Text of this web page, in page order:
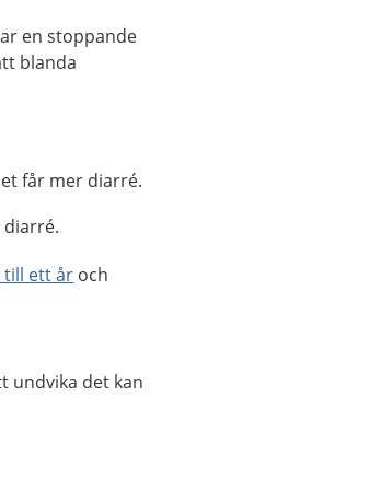
en stoppande
blanda
får mer diarré.
diarré.
till ett år och
undvika det kan